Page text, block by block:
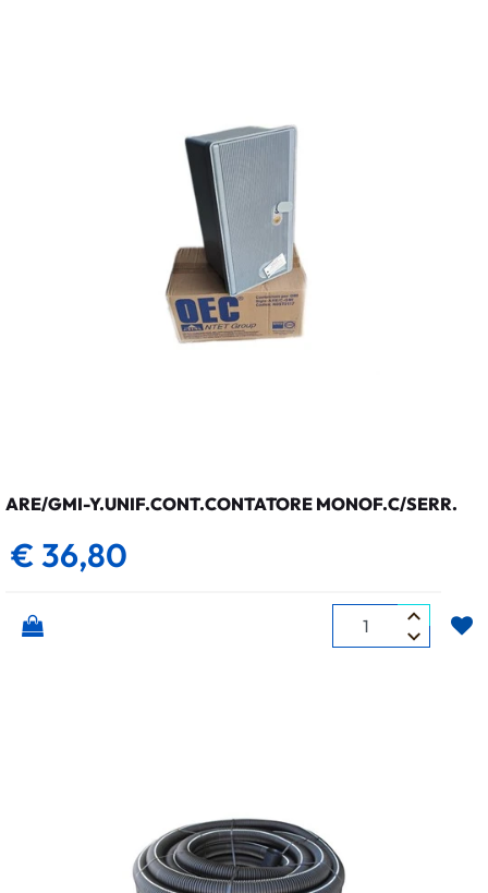
ARE/GMI-Y.UNIF.CONT.CONTATORE MONOF.C/SERR.
€ 36,80
Quantità